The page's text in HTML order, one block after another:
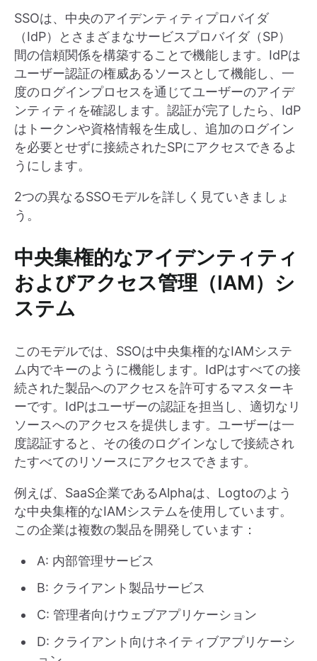
SSOは、中央のアイデンティティプロバイダ
（IdP）とさまざまなサービスプロバイダ（SP）
間の信頼関係を構築することで機能します。IdPは
ユーザー認証の権威あるソースとして機能し、一
度のログインプロセスを通じてユーザーのアイデ
ンティティを確認します。認証が完了したら、IdP
はトークンや資格情報を生成し、追加のログイン
を必要とせずに接続されたSPにアクセスできるよ
うにします。
2つの異なるSSOモデルを詳しく見ていきましょ
う。
中央集権的なアイデンティティ
およびアクセス管理（IAM）シ
ステム
このモデルでは、SSOは中央集権的なIAMシステ
ム内でキーのように機能します。IdPはすべての接
続された製品へのアクセスを許可するマスターキ
ーです。IdPはユーザーの認証を担当し、適切なリ
ソースへのアクセスを提供します。ユーザーは一
度認証すると、その後のログインなしで接続され
たすべてのリソースにアクセスできます。
例えば、SaaS企業であるAlphaは、Logtoのよう
な中央集権的なIAMシステムを使用しています。
この企業は複数の製品を開発しています：
A: 内部管理サービス
B: クライアント製品サービス
C: 管理者向けウェブアプリケーション
D: クライアント向けネイティブアプリケーシ